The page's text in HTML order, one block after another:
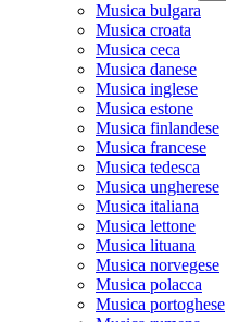
Musica bulgara
Musica croata
Musica ceca
Musica danese
Musica inglese
Musica estone
Musica finlandese
Musica francese
Musica tedesca
Musica ungherese
Musica italiana
Musica lettone
Musica lituana
Musica norvegese
Musica polacca
Musica portoghese